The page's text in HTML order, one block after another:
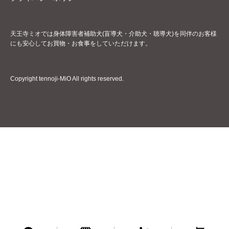
天王寺ミオでは身体障害者補助犬(盲導犬・介助犬・聴導犬)を同伴のお客様
にも安心してお買物・お食事をしていただけます。
Copyright tennoji-MiO All rights reserved.